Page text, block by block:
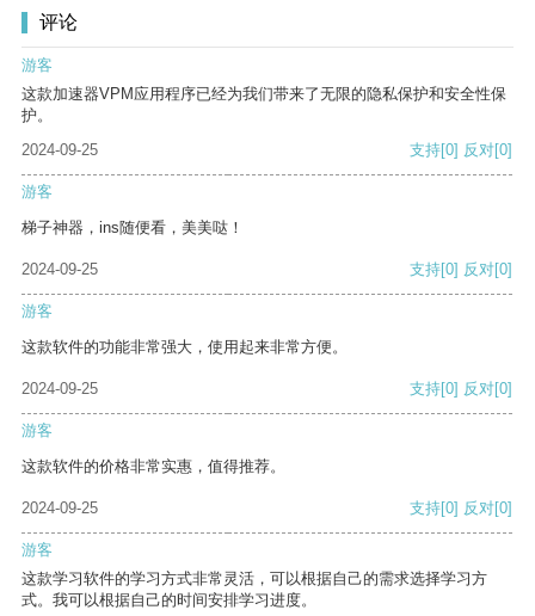
评论
游客
这款加速器VPM应用程序已经为我们带来了无限的隐私保护和安全性保
护。
2024-09-25
支持[0] 反对[0]
游客
梯子神器，ins随便看，美美哒！
2024-09-25 支持[0] 反对[0]
游客
这款软件的功能非常强大，使用起来非常方便。
2024-09-25 支持[0] 反对[0]
游客
这款软件的价格非常实惠，值得推荐。
2024-09-25 支持[0] 反对[0]
游客
这款学习软件的学习方式非常灵活，可以根据自己的需求选择学习方
式。我可以根据自己的时间安排学习进度。